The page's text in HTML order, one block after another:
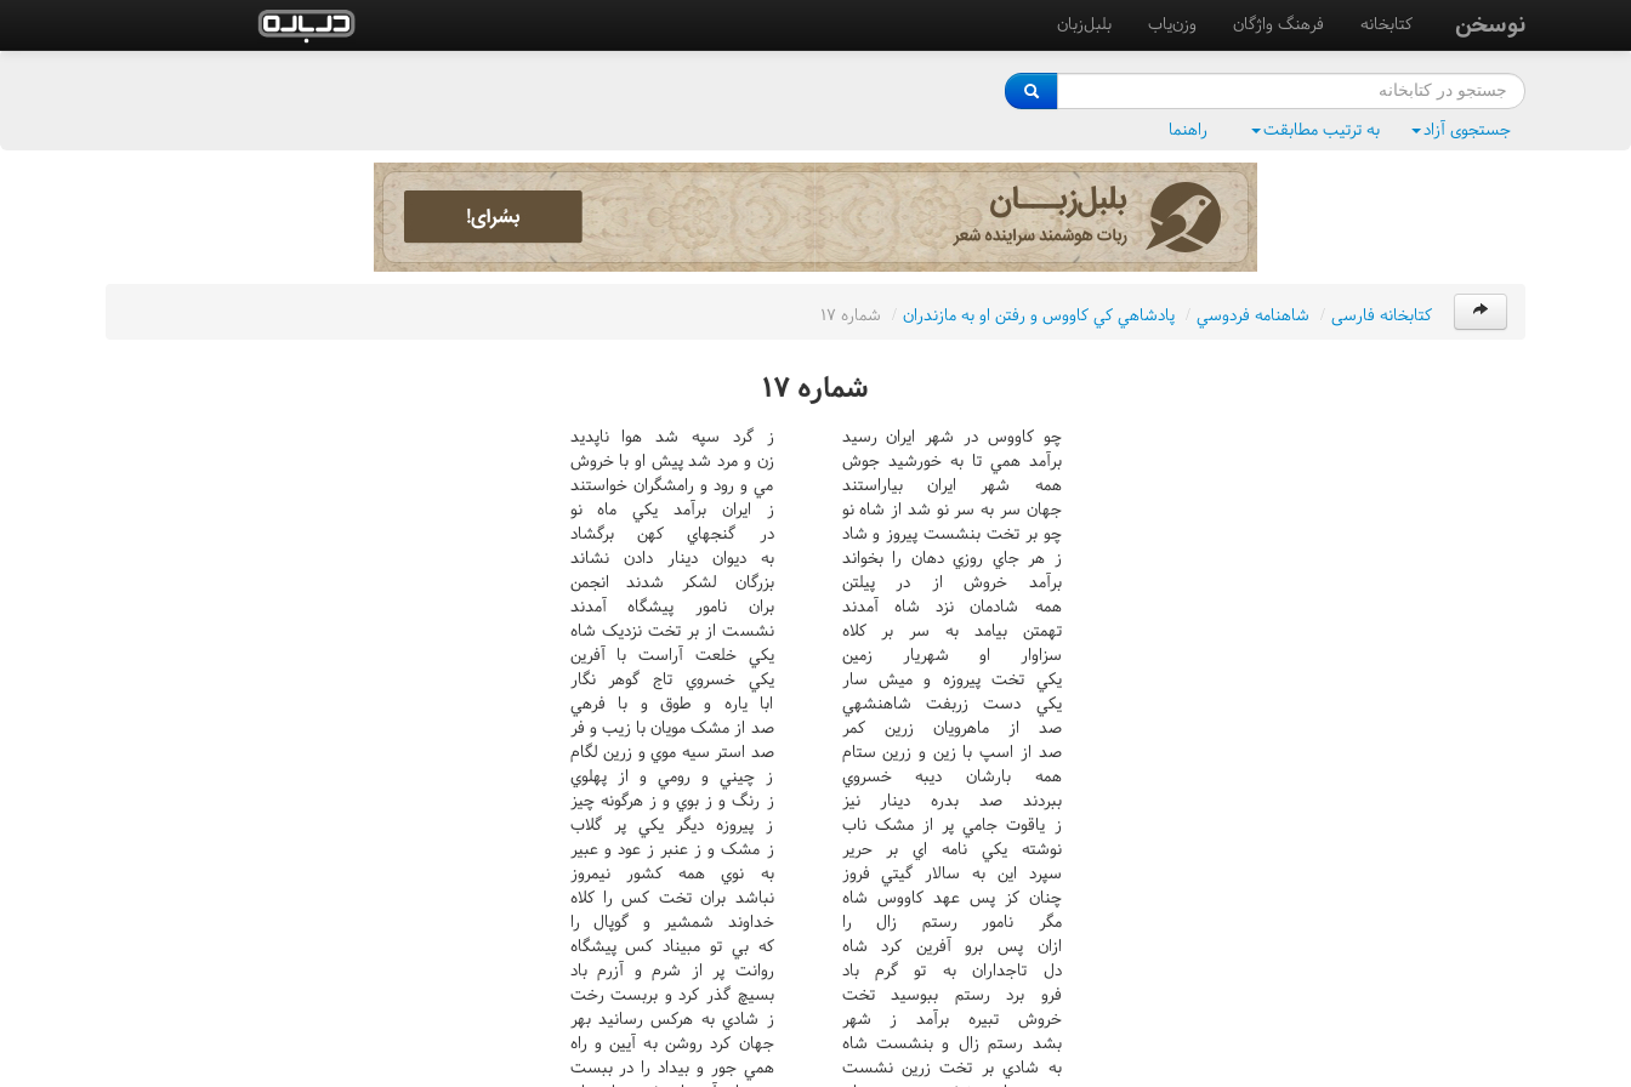
نوسخن کتابخانه فرهنگ واژگان وزن‌یاب بلبل‌زبان
جستجوی آزاد به ترتیب مطابقت راهنما
کتابخانه فارسی / شاهنامه فردوسي / پادشاهي کي کاووس و رفتن او به مازندران / شماره ١٧
شماره ١٧
چو کاووس در شهر ايران رسيد
ز گرد سپه شد هوا ناپديد
برآمد همي تا به خورشيد جوش
زن و مرد شد پيش او با خروش
همه شهر ايران بياراستند
مي و رود و رامشگران خواستند
جهان سر به سر نو شد از شاه نو
ز ايران برآمد يکي ماه نو
چو بر تخت بنشست پيروز و شاد
در گنجهاي کهن برگشاد
ز هر جاي روزي دهان را بخواند
به ديوان دينار دادن نشاند
برآمد خروش از در پيلتن
بزرگان لشکر شدند انجمن
همه شادمان نزد شاه آمدند
بران نامور پيشگاه آمدند
تهمتن بيامد به سر بر کلاه
نشست از بر تخت نزديک شاه
سزاوار او شهريار زمين
يکي خلعت آراست با آفرين
يکي تخت پيروزه و ميش سار
يکي خسروي تاج گوهر نگار
يکي دست زربفت شاهنشهي
ابا ياره و طوق و با فرهي
صد از ماهرويان زرين کمر
صد از مشک مويان با زيب و فر
صد از اسپ با زين و زرين ستام
صد استر سيه موي و زرين لگام
همه بارشان ديبه خسروي
ز چيني و رومي و از پهلوي
ببردند صد بدره دينار نيز
ز رنگ و ز بوي و ز هرگونه چيز
ز ياقوت جامي پر از مشک ناب
ز پيروزه ديگر يکي پر گلاب
نوشته يکي نامه اي بر حرير
ز مشک و ز عنبر ز عود و عبير
سپرد اين به سالار گيتي فروز
به نوي همه کشور نيمروز
چنان کز پس عهد کاووس شاه
نباشد بران تخت کس را کلاه
مگر نامور رستم زال را
خداوند شمشير و گوپال را
ازان پس برو آفرين کرد شاه
که بي تو مبيناد کس پيشگاه
دل تاجداران به تو گرم باد
روانت پر از شرم و آزرم باد
فرو برد رستم ببوسيد تخت
بسيچ گذر کرد و بربست رخت
خروش تبيره برآمد ز شهر
ز شادي به هرکس رسانيد بهر
بشد رستم زال و بنشست شاه
جهان کرد روشن به آيين و راه
به شادي بر تخت زرين نشست
همي جور و بيداد را در ببست